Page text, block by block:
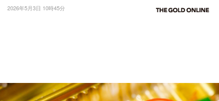
2026年5月3日 10時45分